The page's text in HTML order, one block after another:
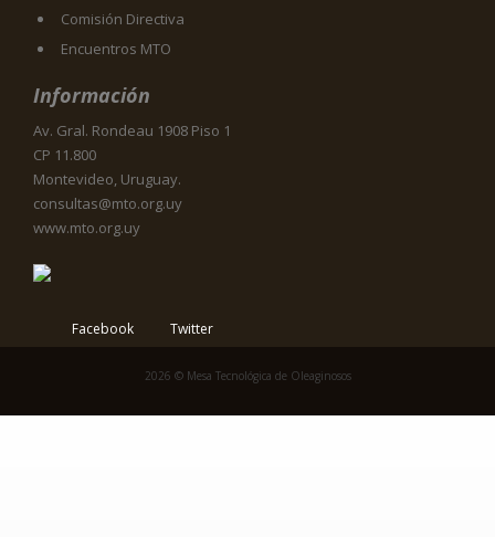
Comisión Directiva
Encuentros MTO
Información
Av. Gral. Rondeau 1908 Piso 1
CP 11.800
Montevideo, Uruguay.
consultas@mto.org.uy
www.mto.org.uy
Facebook Twitter
2026 © Mesa Tecnológica de Oleaginosos